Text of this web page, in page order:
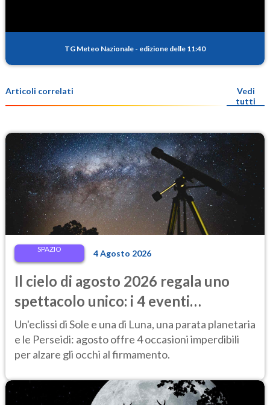
TG Meteo Nazionale - edizione delle 11:40
Articoli correlati
Vedi
tutti
SPAZIO 4 Agosto 2026
Il cielo di agosto 2026 regala uno
spettacolo unico: i 4 eventi
astronomici da vedere
Un'eclissi di Sole e una di Luna, una parata planetaria
e le Perseidi: agosto offre 4 occasioni imperdibili
per alzare gli occhi al firmamento.